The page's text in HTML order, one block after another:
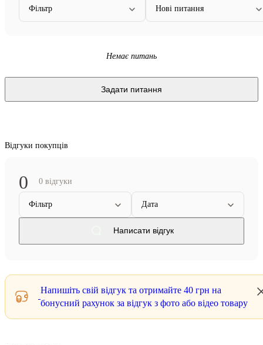
Фільтр Нові питання
Немає питань
Задати питання
Відгуки покупців
0 0 відгуки
Фільтр Дата
Написати відгук
Напишіть свій відгук та отримайте 40 грн на
бонусний рахунок за відгук з фото або відео товару